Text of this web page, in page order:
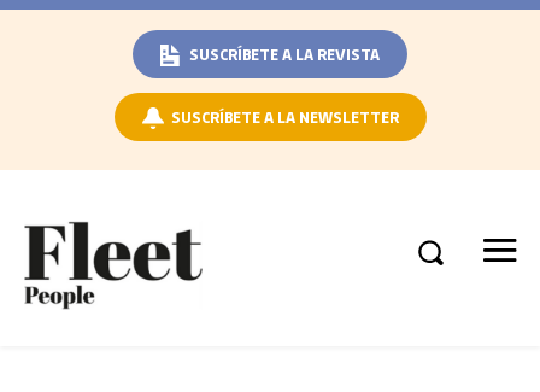
SUSCRÍBETE A LA REVISTA
SUSCRÍBETE A LA NEWSLETTER